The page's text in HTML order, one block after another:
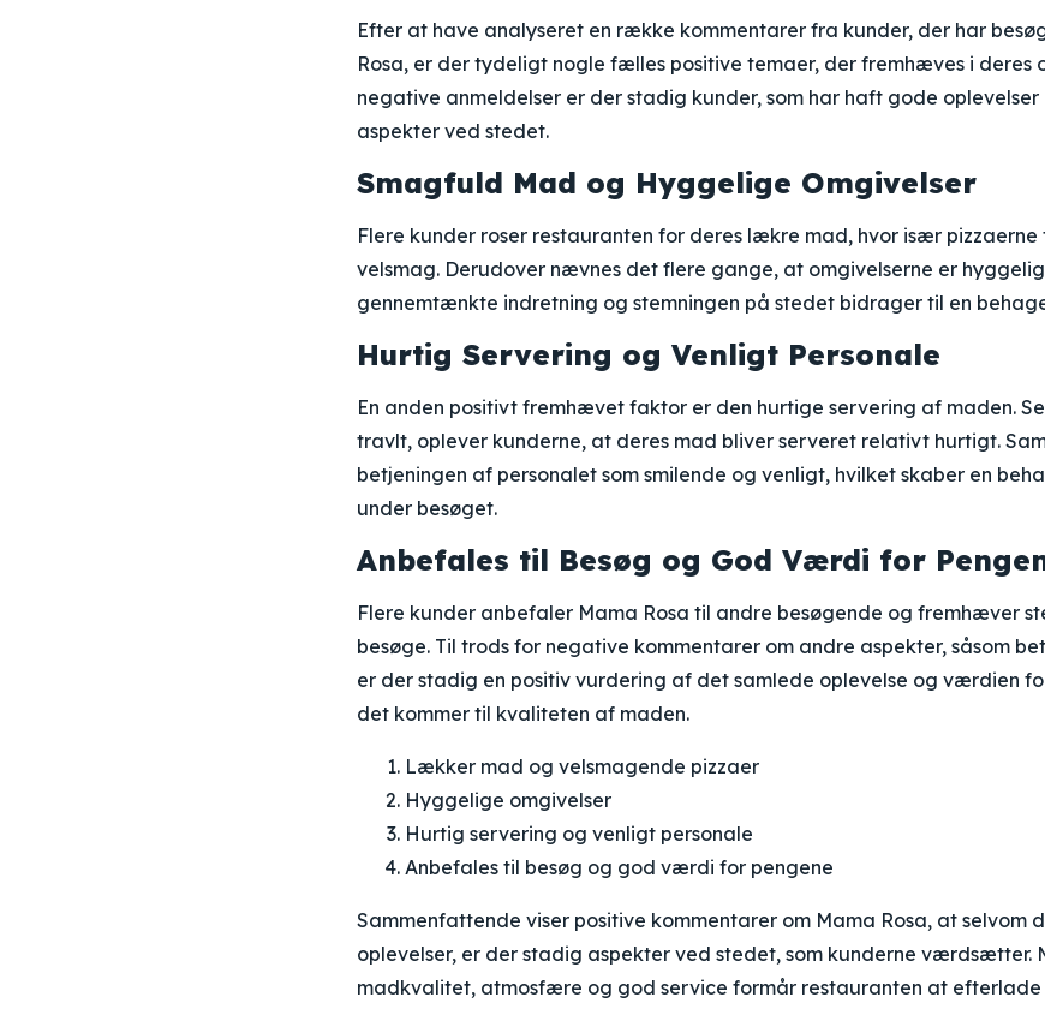
Efter at have analyseret en række kommentarer fra kunder, der har
Rosa, er der tydeligt nogle fælles positive temaer, der fremhæves i deres
negative anmeldelser er der stadig kunder, som har haft gode
aspekter ved stedet.
Smagfuld Mad og Hyggelige Omgivelser
Flere kunder roser restauranten for deres lækre mad, hvor især pizzaerne
velsmag. Derudover nævnes det flere gange, at omgivelserne er
gennemtænkte indretning og stemningen på stedet bidrager til en
Hurtig Servering og Venligt Personale
En anden positivt fremhævet faktor er den hurtige servering af maden.
travlt, oplever kunderne, at deres mad bliver serveret relativt hurtigt.
betjeningen af personalet som smilende og venligt, hvilket skaber en
under besøget.
Anbefales til Besøg og God Værdi for
Flere kunder anbefaler Mama Rosa til andre besøgende og fremhæver
besøge. Til trods for negative kommentarer om andre aspekter, såsom
er der stadig en positiv vurdering af det samlede oplevelse og værdien
det kommer til kvaliteten af maden.
Lækker mad og velsmagende pizzaer
Hyggelige omgivelser
Hurtig servering og venligt personale
Anbefales til besøg og god værdi for pengene
Sammenfattende viser positive kommentarer om Mama Rosa, at selvom
oplevelser, er der stadig aspekter ved stedet, som kunderne værdsætter.
madkvalitet, atmosfære og god service formår restauranten at efterlade